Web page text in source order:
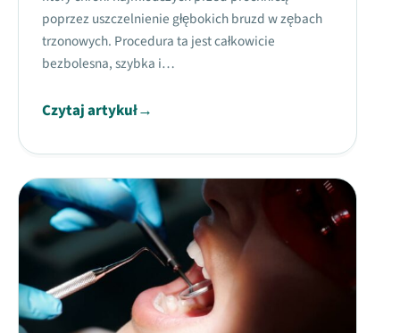
poprzez uszczelnienie głębokich bruzd w zębach
trzonowych. Procedura ta jest całkowicie
bezbolesna, szybka i…
Czytaj artykuł→